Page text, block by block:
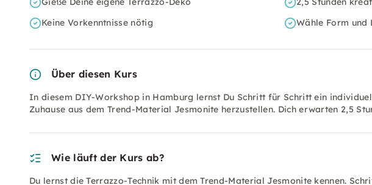
Keine Vorkenntnisse nötig
Wähle Form
Über diesen Kurs
In diesem DIY-Workshop in Hamburg lernst Du Schritt für Schritt ein
Zuhause aus dem Trend-Material Jesmonite herzustellen. Dich erwarten 2,5
Wie läuft der Kurs ab?
Du lernst die Terrazzo-Technik mit dem Trend-Material Jesmonite kennen.